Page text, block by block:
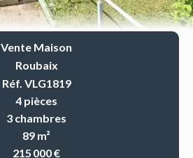
Vente Maison
Roubaix
Réf. VLG1819
4 pièces
3 chambres
89 m²
215 000 €